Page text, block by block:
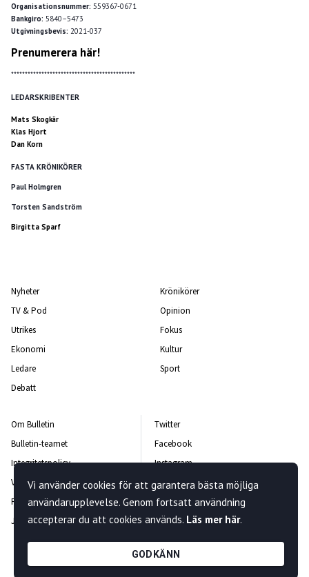
Organisationsnummer: 559367-0671
Bankgiro: 5840–5473
Utgivningsbevis: 2021-037
Prenumerera här!
*********************************************
LEDARSKRIBENTER
Mats Skogkär
Klas Hjort
Dan Korn
FASTA KRÖNIKÖRER
Paul Holmgren
Torsten Sandström
Birgitta Sparf
Nyheter
TV & Pod
Utrikes
Ekonomi
Ledare
Debatt
Krönikörer
Opinion
Fokus
Kultur
Sport
Om Bulletin
Bulletin-teamet
Integritetspolicy
Vanliga frågor och svar
Rättelsepolicy
Jobba hos oss
Twitter
Facebook
Instagram
Kontakta oss
Nyhetsbrev
Vi använder cookies för att garantera bästa möjliga
användarupplevelse. Genom fortsatt användning
accepterar du att cookies används. Läs mer här.
GODKÄNN